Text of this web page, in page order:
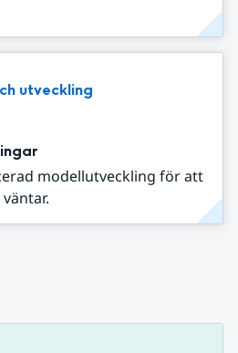
utveckling
modellutveckling för att